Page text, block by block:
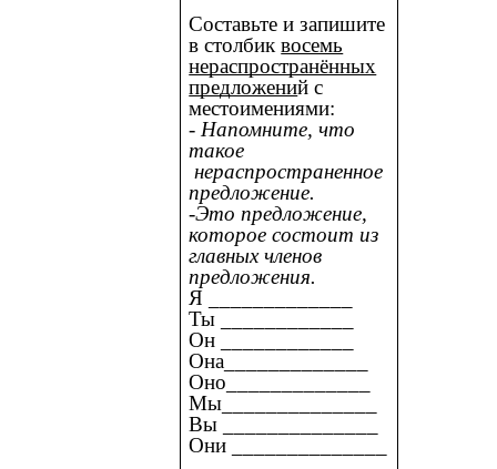
Составьте и запишите
в столбиквосемь
нераспространённых
предложений с
местоимениями:
- Напомните, что
такое
нераспространенное
предложение.
-Это предложение,
которое состоит из
главных членов
предложения.
Я _____________
Ты ____________
Он ____________
Она_____________
Оно_____________
Мы______________
Вы ______________
Они ______________